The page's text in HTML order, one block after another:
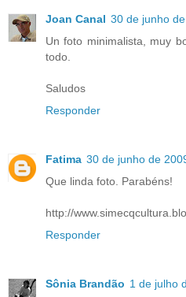
Joan Canal 30 de junho
Un foto minimalista, muy
todo.
Saludos
Responder
Fatima 30 de junho de
Que linda foto. Parabéns!
http://
Responder
Sônia Brandão 1 de julho